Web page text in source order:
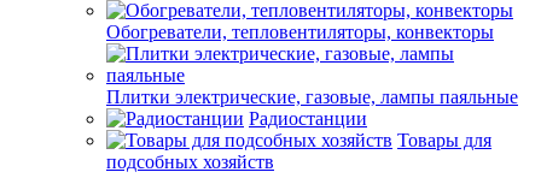
Обогреватели, тепловентиляторы, конвекторы
Плитки электрические, газовые, лампы паяльные
Радиостанции
Товары для
подсобных хозяйств